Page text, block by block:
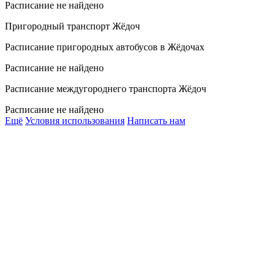
Расписание не найдено
Пригородный транспорт Жёдоч
Расписание пригородных автобусов в Жёдочах
Расписание не найдено
Расписание междугороднего транспорта Жёдоч
Расписание не найдено
Ещё Условия использования Написать нам